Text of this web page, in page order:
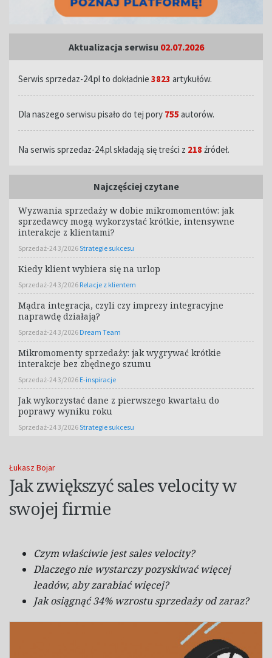
Łukasz Bojar
Jak zwiększyć sales velocity w
swojej firmie
Czym właściwie jestsales velocity?
Dlaczego nie wystarczy pozyskiwać więcej
leadów, aby zarabiać więcej?
Jak osiągnąć 34% wzrostu sprzedaży od zaraz?
Aktualizacja serwisu 02.07.2026
Serwis sprzedaz-24.pl to dokładnie 3823 artykułów.
Dla naszego serwisu pisało do tej pory 755 autorów.
Na serwis sprzedaz-24.pl składają się treści z 218 źródeł.
Najczęściej czytane
Wyzwania sprzedaży w dobie mikromomentów: jak
sprzedawcy mogą wykorzystać krótkie, intensywne
interakcje z klientami?
Sprzedaż-24 3/2026Strategie sukcesu
Kiedy klient wybiera się na urlop
Sprzedaż-24 3/2026 Relacje z klientem
Mądra integracja, czyli czy imprezy integracyjne
naprawdę działają?
Sprzedaż-24 3/2026 Dream Team
Mikromomenty sprzedaży: jak wygrywać krótkie
interakcje bez zbędnego szumu
Sprzedaż-24 3/2026 E-inspiracje
Jak wykorzystać dane z pierwszego kwartału do
poprawy wyniku roku
Sprzedaż-24 3/2026Strategie sukcesu